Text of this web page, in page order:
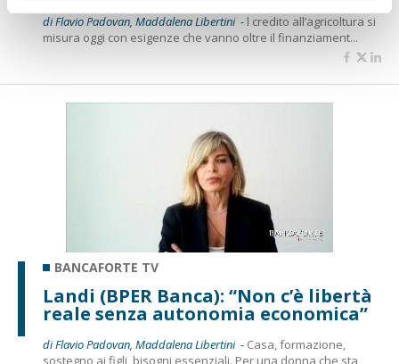
di Flavio Padovan, Maddalena Libertini - l credito all’agricoltura si
misura oggi con esigenze che vanno oltre il finanziament...
BANCAFORTE TV
Landi (BPER Banca): “Non c’è libertà
reale senza autonomia economica”
di Flavio Padovan, Maddalena Libertini - Casa, formazione,
sostegno ai figli, bisogni essenziali. Per una donna che sta